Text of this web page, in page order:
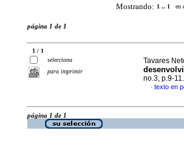
Mostrando: 1 .. 1 en
página 1 de 1
1 / 1
selecciona
para imprimir
Tavares
no.3, p.9-
· texto en
página 1 de 1